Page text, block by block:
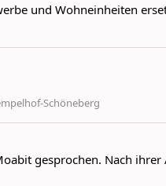
und Wohneinheiten
Schöneberg
gesprochen. Nach ihrer